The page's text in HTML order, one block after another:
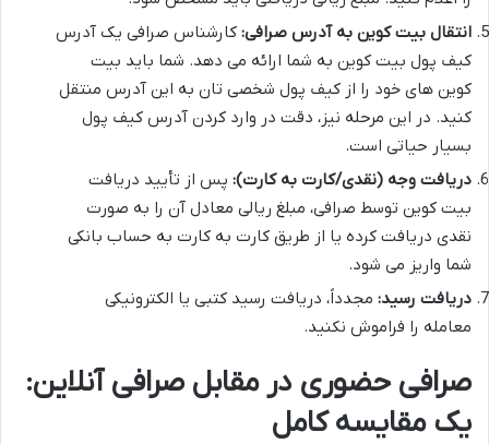
انتقال بیت کوین به آدرس صرافی: کارشناس صرافی یک آدرس
کیف پول بیت کوین به شما ارائه می دهد. شما باید بیت
کوین های خود را از کیف پول شخصی تان به این آدرس منتقل
کنید. در این مرحله نیز، دقت در وارد کردن آدرس کیف پول
بسیار حیاتی است.
دریافت وجه (نقدی/کارت به کارت): پس از تأیید دریافت
بیت کوین توسط صرافی، مبلغ ریالی معادل آن را به صورت
نقدی دریافت کرده یا از طریق کارت به کارت به حساب بانکی
شما واریز می شود.
دریافت رسید: مجدداً، دریافت رسید کتبی یا الکترونیکی
معامله را فراموش نکنید.
صرافی حضوری در مقابل صرافی آنلاین:
یک مقایسه کامل